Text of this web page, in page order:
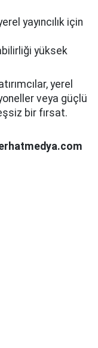
yayıncılık için
yüksek
yerel
veya güçlü
bir fırsat.